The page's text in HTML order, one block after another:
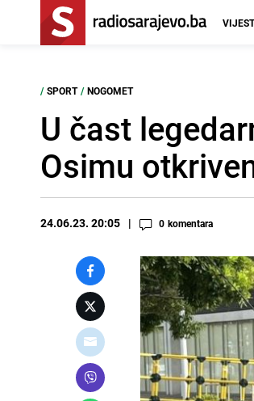
/ SPORT / NOGOMET
U čast
Osimu
24.06.23. 20:05 0 komentara